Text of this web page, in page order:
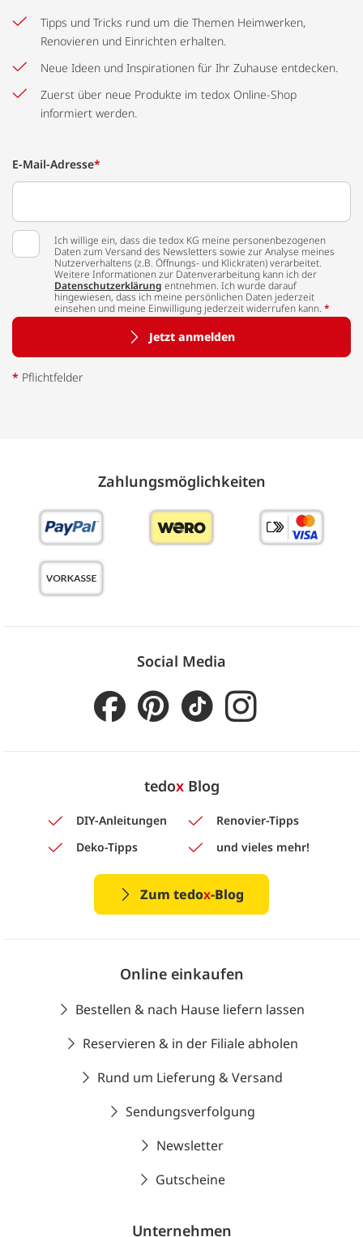
Tipps und Tricks rund um die Themen Heimwerken,
Renovieren und Einrichten erhalten.
Neue Ideen und Inspirationen für Ihr Zuhause entdecken.
Zuerst über neue Produkte im tedox Online-Shop
informiert werden.
E-Mail-Adresse*
Ich willige ein, dass die tedox KG meine personenbezogenen
Daten zum Versand des Newsletters sowie zur Analyse meines
Nutzerverhaltens (z.B. Öffnungs- und Klickraten) verarbeitet.
Weitere Informationen zur Datenverarbeitung kann ich der
Datenschutzerklärung entnehmen. Ich wurde darauf
hingewiesen, dass ich meine persönlichen Daten jederzeit
einsehen und meine Einwilligung jederzeit widerrufen kann. *
Jetzt anmelden
* Pflichtfelder
Zahlungs­möglich­keiten
Social Media
tedoxBlog
DIY-Anleitungen
Renovier-Tipps
Deko-Tipps
und vieles mehr!
Zum tedox-Blog
Online einkaufen
Bestellen & nach Hause liefern lassen
Reservieren & in der Filiale abholen
Rund um Lieferung & Versand
Sendungsverfolgung
Newsletter
Gutscheine
Unternehmen